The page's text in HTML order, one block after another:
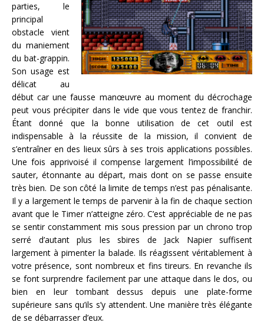
parties, le
principal
obstacle vient
du maniement
du bat-grappin.
Son usage est
délicat au
début car une fausse manœuvre au moment du décrochage
peut vous précipiter dans le vide que vous tentez de franchir.
Étant donné que la bonne utilisation de cet outil est
indispensable à la réussite de la mission, il convient de
s’entraîner en des lieux sûrs à ses trois applications possibles.
Une fois apprivoisé il compense largement l’impossibilité de
sauter, étonnante au départ, mais dont on se passe ensuite
très bien. De son côté la limite de temps n’est pas pénalisante.
Il y a largement le temps de parvenir à la fin de chaque section
avant que le Timer n’atteigne zéro. C’est appréciable de ne pas
se sentir constamment mis sous pression par un chrono trop
serré d’autant plus les sbires de Jack Napier suffisent
largement à pimenter la balade. Ils réagissent véritablement à
votre présence, sont nombreux et fins tireurs. En revanche ils
se font surprendre facilement par une attaque dans le dos, ou
bien en leur tombant dessus depuis une plate-forme
supérieure sans qu’ils s’y attendent. Une manière très élégante
de se débarrasser d’eux.